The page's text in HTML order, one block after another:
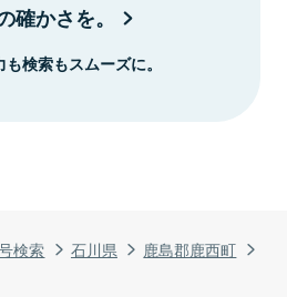
検索 石川県
鹿島郡鹿西町
確かさを。
検索もスムーズに。